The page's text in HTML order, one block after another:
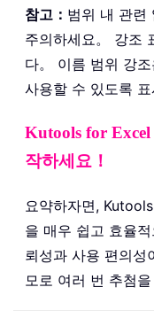
참고： 범위 내 관련
주의하세요。 강조
다。 이름 범위 강
사용할 수 있도록 표
Kutools for Excel
작하세요！
요약하자면,
을 매우 쉽고 효율
뢰성과 사용 편의성
모로 여러 번 추첨